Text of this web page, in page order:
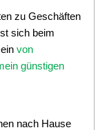
zu Geschäften
sich beim
von
günstigen
nach Hause